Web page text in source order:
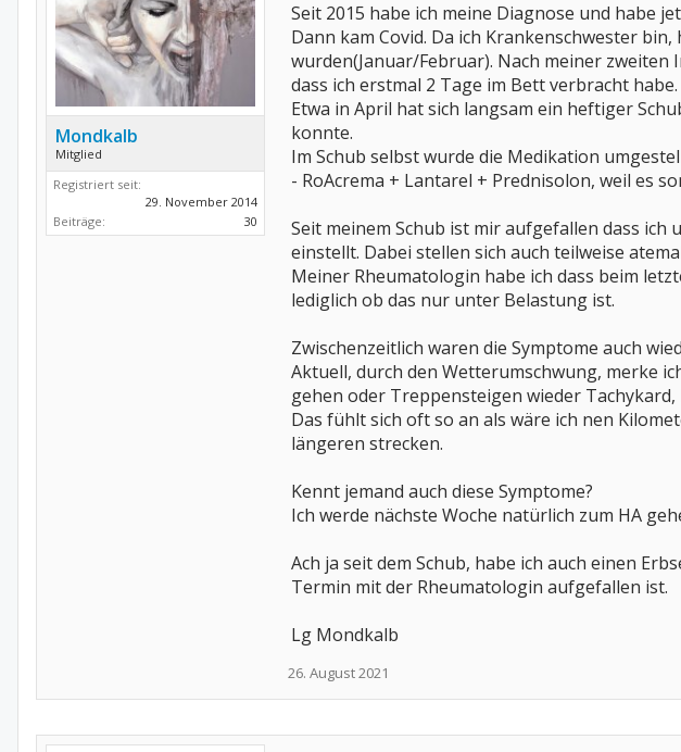
Mondkalb
Mitglied
Registriert seit:
29. November 2014
Beiträge:
30
Seit 2015 habe ich meine Diagnose und habe
Dann kam Covid. Da ich Krankenschwester
wurden(Januar/Februar). Nach meiner
dass ich erstmal 2 Tage im Bett verbracht
Etwa in April hat sich langsam ein heftiger
konnte.
Im Schub selbst wurde die Medikation
- RoAcrema + Lantarel + Prednisolon, weil es
Seit meinem Schub ist mir aufgefallen dass
einstellt. Dabei stellen sich auch teilweise
Meiner Rheumatologin habe ich dass beim
lediglich ob das nur unter Belastung ist.
Zwischenzeitlich waren die Symptome auch
Aktuell, durch den Wetterumschwung, merke
gehen oder Treppensteigen wieder
Das fühlt sich oft so an als wäre ich nen
längeren strecken.
Kennt jemand auch diese Symptome?
Ich werde nächste Woche natürlich zum HA
Ach ja seit dem Schub, habe ich auch einen
Termin mit der Rheumatologin aufgefallen ist.
Lg Mondkalb
26. August 2021